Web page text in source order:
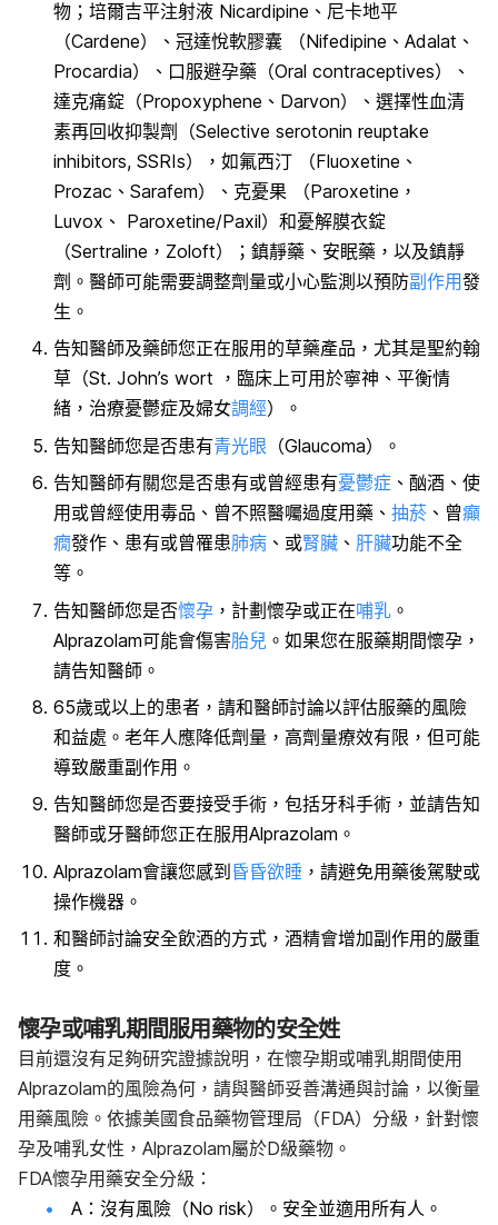
物；培爾吉平注射液 Nicardipine、尼卡地平
（Cardene）、冠達悅軟膠囊 （Nifedipine、Adalat、
Procardia）、口服避孕藥（Oral contraceptives）、
達克痛錠（Propoxyphene、Darvon）、選擇性血清
素再回收抑製劑（Selective serotonin reuptake
inhibitors, SSRIs），如氟西汀 （Fluoxetine、
Prozac、Sarafem）、克憂果 （Paroxetine，
Luvox、 Paroxetine/Paxil）和憂解膜衣錠
（Sertraline，Zoloft）；鎮靜藥、安眠藥，以及鎮靜
劑。醫師可能需要調整劑量或小心監測以預防副作用發
生。
告知醫師及藥師您正在服用的草藥產品，尤其是聖約翰
草（St. John’s wort ，臨床上可用於寧神、平衡情
緒，治療憂鬱症及婦女調經）。
告知醫師您是否患有青光眼 （Glaucoma）。
告知醫師有關您是否患有或曾經患有憂鬱症 、酗酒、使
用或曾經使用毒品、曾不照醫囑過度用藥、 抽菸 、曾癲
癇發作、患有或曾罹患肺病 、或腎臟 、 肝臟功能不全
等。
告知醫師您是否懷孕 ，計劃懷孕或正在哺乳 。
Alprazolam可能會傷害胎兒 。如果您在服藥期間懷孕，
請告知醫師。
65歲或以上的患者，請和醫師討論以評估服藥的風險
和益處。老年人應降低劑量，高劑量療效有限，但可能
導致嚴重副作用。
告知醫師您是否要接受手術，包括牙科手術，並請告知
醫師或牙醫師您正在服用Alprazolam。
Alprazolam會讓您感到昏昏欲睡 ，請避免用藥後駕駛或
操作機器。
和醫師討論安全飲酒的方式，酒精會增加副作用的嚴重
度。
懷孕或哺乳期間服用藥物的安全姓
目前還沒有足夠研究證據說明，在懷孕期或哺乳期間使用
Alprazolam的風險為何，請與醫師妥善溝通與討論，以衡量
用藥風險。依據美國食品藥物管理局（FDA）分級，針對懷
孕及哺乳女性，Alprazolam屬於D級藥物。
FDA懷孕用藥安全分級：
A：沒有風險（No risk）。安全並適用所有人。